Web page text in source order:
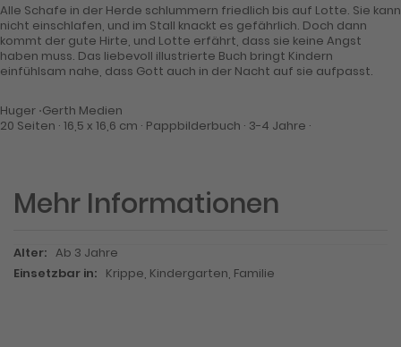
Alle Schafe in der Herde schlummern friedlich bis auf Lotte. Sie kann
nicht einschlafen, und im Stall knackt es gefährlich. Doch dann
kommt der gute Hirte, und Lotte erfährt, dass sie keine Angst
haben muss. Das liebevoll illustrierte Buch bringt Kindern
einfühlsam nahe, dass Gott auch in der Nacht auf sie aufpasst.
Huger ⋅Gerth Medien
20 Seiten · 16,5 x 16,6 cm · Pappbilderbuch · 3-4 Jahre ·
Mehr Informationen
Mehr
Informationen
Ab 3 Jahre
Krippe, Kindergarten, Familie